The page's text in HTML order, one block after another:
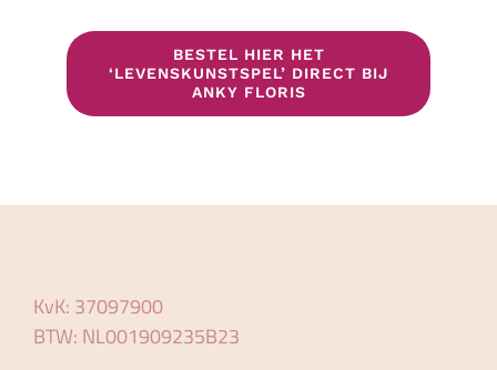
BESTEL HIER HET
‘LEVENSKUNSTSPEL’ DIRECT BIJ
ANKY FLORIS
KvK: 37097900
BTW: NL001909235B23